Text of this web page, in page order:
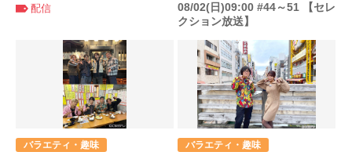
配信
08/02(日)09:00 #44～51 【セレ
クション放送】
バラエティ・趣味 バラエティ・趣味